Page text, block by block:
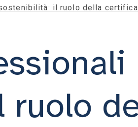
il ruolo della